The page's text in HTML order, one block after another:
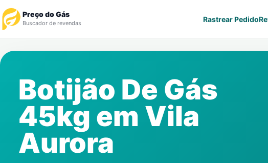
Preço do Gás
Buscador de revendas Rastrear Pedido
Revendedor
Notícias
Cadastre-se
Botijão De Gás
45kg em Vila
Aurora